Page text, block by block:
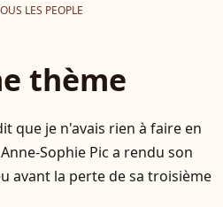
LES PEOPLE
thème
que je n'avais rien à faire en
Sophie Pic a rendu son
avant la perte de sa troisième